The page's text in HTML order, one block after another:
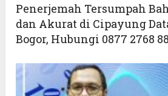
Penerjemah Tersumpah
dan Akurat di Cipayung
Bogor, Hubungi 0877 2768